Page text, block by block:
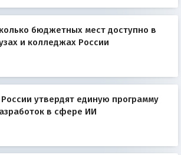
бюджетных мест доступно в
и колледжах России
России утвердят единую программу
в сфере ИИ